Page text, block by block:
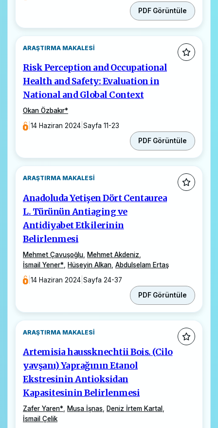
PDF Görüntüle
ARAŞTIRMA MAKALESI
Risk Perception and Occupational
Health and Safety: Evaluation in
National and Global Context
Okan Özbakır*
|14 Haziran 2024 |Sayfa 11-23
PDF Görüntüle
ARAŞTIRMA MAKALESI
Anadoluda Yetişen Dört Centaurea
L. Türünün Antiaging ve
Antidiyabet Etkilerinin
Belirlenmesi
Mehmet Çavuşoğlu Mehmet Akdeniz
İsmail Yener* Hüseyin Alkan Abdulselam Ertaş
|14 Haziran 2024 |Sayfa 24-37
PDF Görüntüle
ARAŞTIRMA MAKALESI
Artemisia haussknechtii Bois. (Cilo
yavşanı) Yaprağının Etanol
Ekstresinin Antioksidan
Kapasitesinin Belirlenmesi
Zafer Yaren*, Musa İşnas, Deniz İrtem Kartal ,
İsmail Çelik